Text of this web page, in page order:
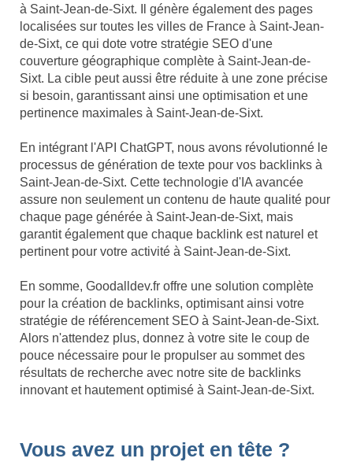
à Saint-Jean-de-Sixt. Il génère également des pages
localisées sur toutes les villes de France à Saint-Jean-
de-Sixt, ce qui dote votre stratégie SEO d'une
couverture géographique complète à Saint-Jean-de-
Sixt. La cible peut aussi être réduite à une zone précise
si besoin, garantissant ainsi une optimisation et une
pertinence maximales à Saint-Jean-de-Sixt.
En intégrant l'API ChatGPT, nous avons révolutionné le
processus de génération de texte pour vos backlinks à
Saint-Jean-de-Sixt. Cette technologie d'IA avancée
assure non seulement un contenu de haute qualité pour
chaque page générée à Saint-Jean-de-Sixt, mais
garantit également que chaque backlink est naturel et
pertinent pour votre activité à Saint-Jean-de-Sixt.
En somme, Goodalldev.fr offre une solution complète
pour la création de backlinks, optimisant ainsi votre
stratégie de référencement SEO à Saint-Jean-de-Sixt.
Alors n'attendez plus, donnez à votre site le coup de
pouce nécessaire pour le propulser au sommet des
résultats de recherche avec notre site de backlinks
innovant et hautement optimisé à Saint-Jean-de-Sixt.
Vous avez un projet en tête ?